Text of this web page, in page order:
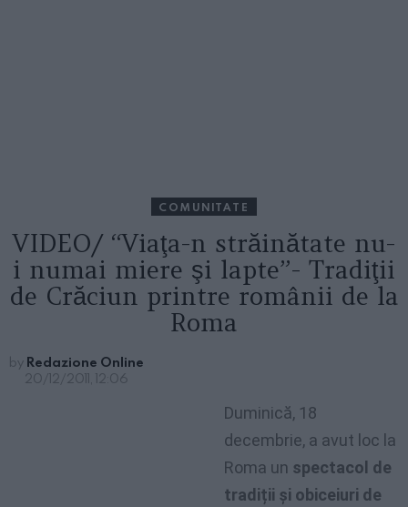
COMUNITATE
VIDEO/ “Viaţa-n străinătate nu-
i numai miere şi lapte”- Tradiţii
de Crăciun printre românii de la
Roma
by Redazione Online
20/12/2011, 12:06
Duminică, 18
decembrie, a avut loc la
Roma un spectacol de
tradiții și obiceiuri de